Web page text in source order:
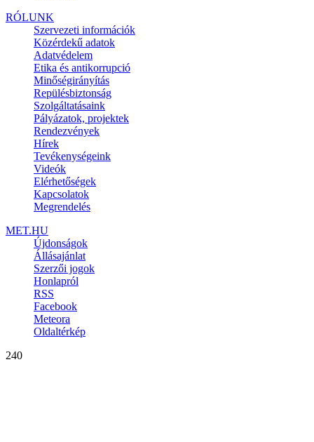
RÓLUNK
Szervezeti információk
Közérdekű adatok
Adatvédelem
Etika és antikorrupció
Minőségirányítás
Repülésbiztonság
Szolgáltatásaink
Pályázatok, projektek
Rendezvények
Hírek
Tevékenységeink
Videók
Elérhetőségek
Kapcsolatok
Megrendelés
MET.HU
Újdonságok
Állásajánlat
Szerzői jogok
Honlapról
RSS
Facebook
Meteora
Oldaltérkép
240